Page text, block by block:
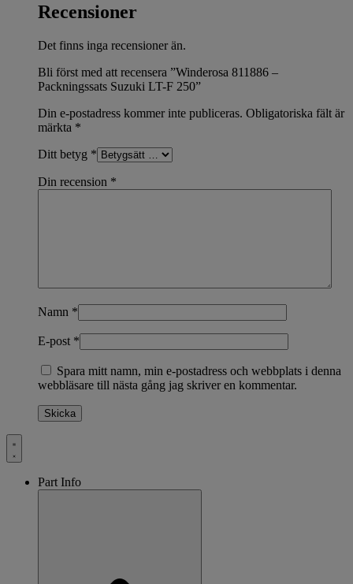
Recensioner
Det finns inga recensioner än.
Bli först med att recensera ”Winderosa 811886 –
Packningssats Suzuki LT-F 250”
Din e-postadress kommer inte publiceras. Obligatoriska fält är
märkta *
Ditt betyg *
Din recension *
Namn *
E-post *
Spara mitt namn, min e-postadress och webbplats i denna
webbläsare till nästa gång jag skriver en kommentar.
Part Info